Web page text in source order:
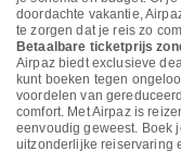
doordachte vakantie,
te zorgen dat je reis zo
Betaalbare ticketprijs
Airpaz biedt exclusieve
kunt boeken tegen
voordelen van
comfort. Met Airpaz is
eenvoudig geweest. Boek
uitzonderlijke reiservaring